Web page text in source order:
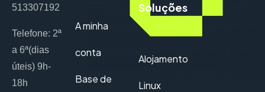
513307192
Telefone: 2ª
a 6ª(dias
úteis) 9h-
18h
A minha
conta
Base de
Soluções
Alojamento
Linux